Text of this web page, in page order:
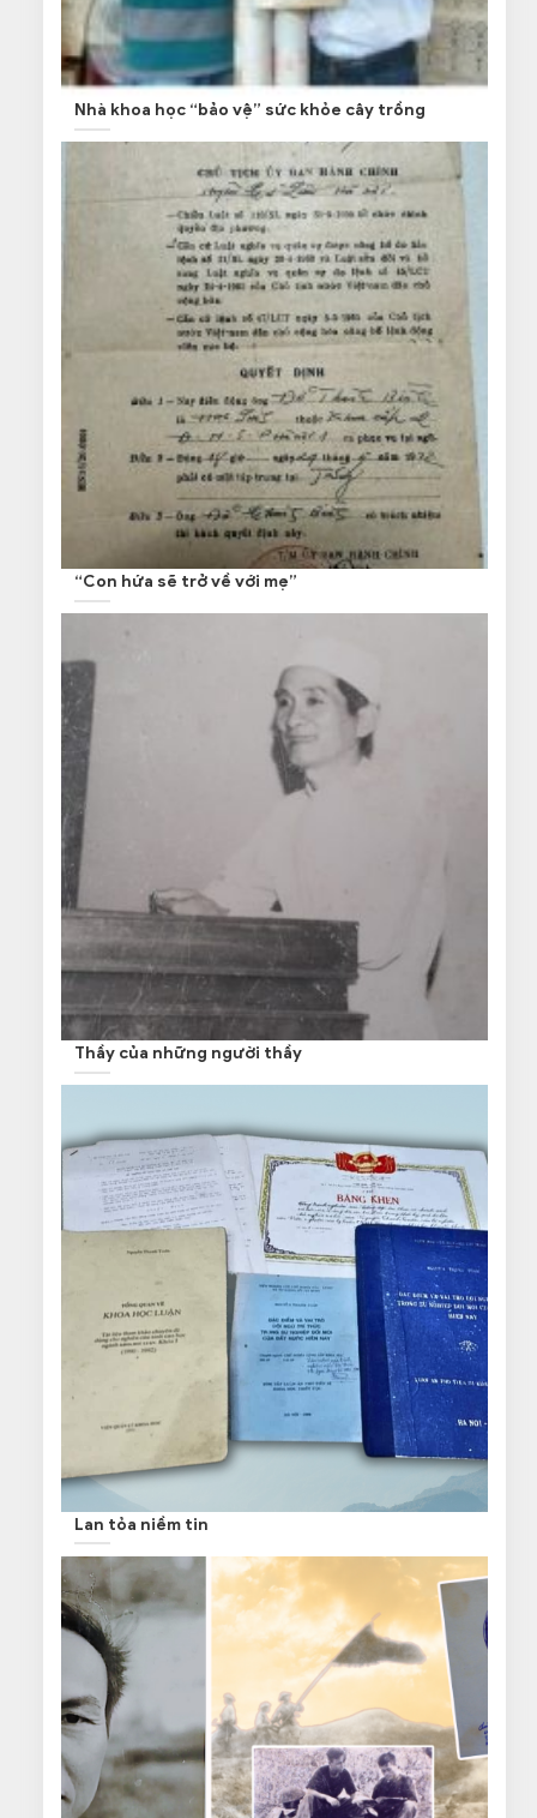
Nhà khoa học “bảo vệ” sức khỏe cây trồng
“Con hứa sẽ trở về với mẹ”
Thầy của những người thầy
Lan tỏa niềm tin